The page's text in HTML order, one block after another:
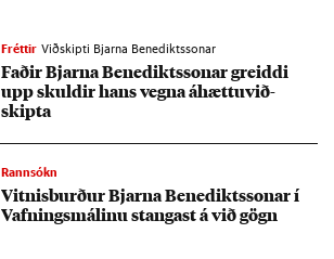
Fréttir Viðskipti Bjarna Benediktssonar
Fað­ir Bjarna Bene­dikts­son­ar greiddi
upp skuld­ir hans vegna áhættu­við­
skipta
Rannsókn
Vitn­is­burð­ur Bjarna Bene­dikts­son­ar í
Vafn­ings­mál­inu stang­ast á við gögn